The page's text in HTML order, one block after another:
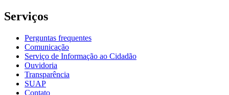
Serviços
Perguntas frequentes
Comunicação
Serviço de Informação ao Cidadão
Ouvidoria
Transparência
SUAP
Contato